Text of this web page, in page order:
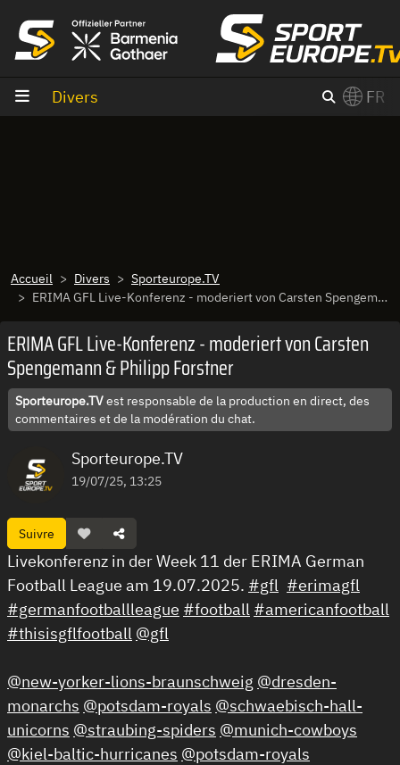
Divers FR
Accueil Divers
Sporteurope.TV
ERIMA GFL Live-Konferenz - moderiert von Carsten Spengemann & Philipp Forstner
ERIMA GFL Live-Konferenz - moderiert von Carsten
Spengemann & Philipp Forstner
Sporteurope.TVest responsable de la production en direct, des
commentaires et de la modération du chat.
Sporteurope.TV
19/07/25, 13:25
Suivre
Livekonferenz in der Week 11 der ERIMA German
Football League am 19.07.2025. #gfl #erimagfl
#germanfootballleague #football #americanfootball
#thisisgflfootball @gfl
@new-yorker-lions-braunschweig @dresden-
monarchs @potsdam-royals @schwaebisch-hall-
unicorns @straubing-spiders @munich-cowboys
@kiel-baltic-hurricanes @potsdam-royals